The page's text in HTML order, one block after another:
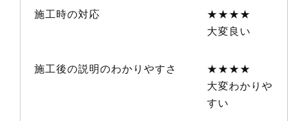
施工時の対応
★★★★
大変良い
施工後の説明のわかりやすさ
★★★★
大変わかりや
すい